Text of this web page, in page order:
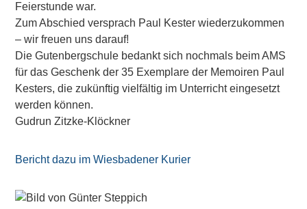
Feierstunde war.
Zum Abschied versprach Paul Kester wiederzukommen
– wir freuen uns darauf!
Die Gutenbergschule bedankt sich nochmals beim AMS
für das Geschenk der 35 Exemplare der Memoiren Paul
Kesters, die zukünftig vielfältig im Unterricht eingesetzt
werden können.
Gudrun Zitzke-Klöckner
Bericht dazu im Wiesbadener Kurier